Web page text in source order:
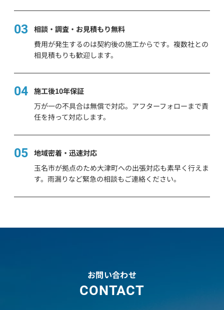
03
相談・調査・お見積もり無料
費用が発生するのは契約後の施工からです。複数社との
相見積もりも歓迎します。
04
施工後10年保証
万が一の不具合は無償で対応。アフターフォローまで責
任を持って対応します。
05
地域密着・迅速対応
玉名市が拠点のため大津町への出張対応も素早く行えま
す。雨漏りなど緊急の相談もご連絡ください。
お問い合わせ
CONTACT